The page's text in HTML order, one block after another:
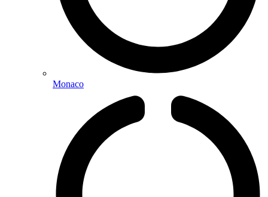
Monaco